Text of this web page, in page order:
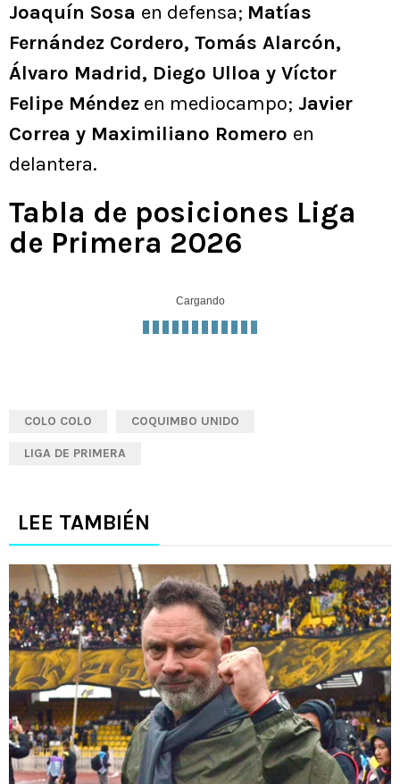
Joaquín Sosa en defensa; Matías
Fernández Cordero, Tomás Alarcón,
Álvaro Madrid, Diego Ulloa y Víctor
Felipe Méndez en mediocampo; Javier
Correa y Maximiliano Romero en
delantera.
Tabla de posiciones Liga
de Primera 2026
Cargando
COLO COLO COQUIMBO UNIDO
LIGA DE PRIMERA
LEE TAMBIÉN